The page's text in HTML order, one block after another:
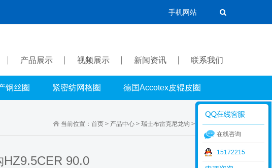
手机网站
产品展示 视频展示 新闻资讯 联系我们
钢丝圈 紧密纺网格圈 德国Accotex皮辊皮圈
当前位置： 首页 > 产品中心 > 瑞士布雷克尼龙钩 > 9.5系列尼龙钩
90.0
在线咨询
15172215